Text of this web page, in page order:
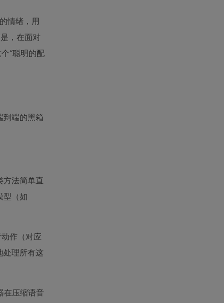
情绪，用
，在面对
“聪明的配
到端的黑箱
方法简单直
型（如
作（对应
处理所有这
在压缩语音